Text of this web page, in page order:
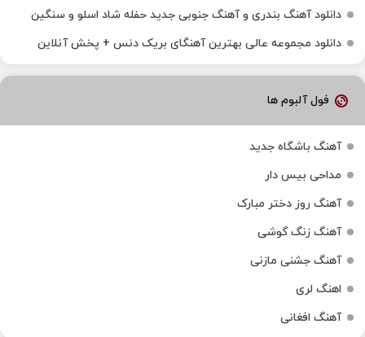
دانلود آهنگ بندری و آهنگ جنوبی جدید حفله شاد اسلو و سنگین
دانلود مجموعه عالی بهترین آهنگای بریک دنس + پخش آنلاین
فول آلبوم ها
آهنگ باشگاه جدید
مداحی بیس دار
آهنگ روز دختر مبارک
آهنگ زنگ گوشی
آهنگ جشنی مازنی
اهنگ لری
آهنگ افغانی